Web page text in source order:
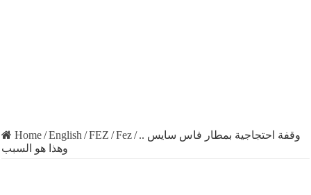
Home/English /FEZ /Fez/ وقفة احتجاجية بمطار فاس سايس ..
وهذا هو السبب